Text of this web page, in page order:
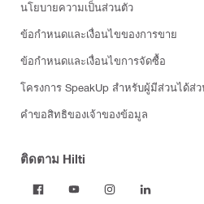
นโยบายความเป็นส่วนตัว
ข้อกำหนดและเงื่อนไขของการขาย
ข้อกำหนดและเงื่อนไขการจัดซื้อ
โครงการ SpeakUp สำหรับผู้มีส่วนได้ส่ว
คำขอสิทธิของเจ้าของข้อมูล
ติดตาม Hilti